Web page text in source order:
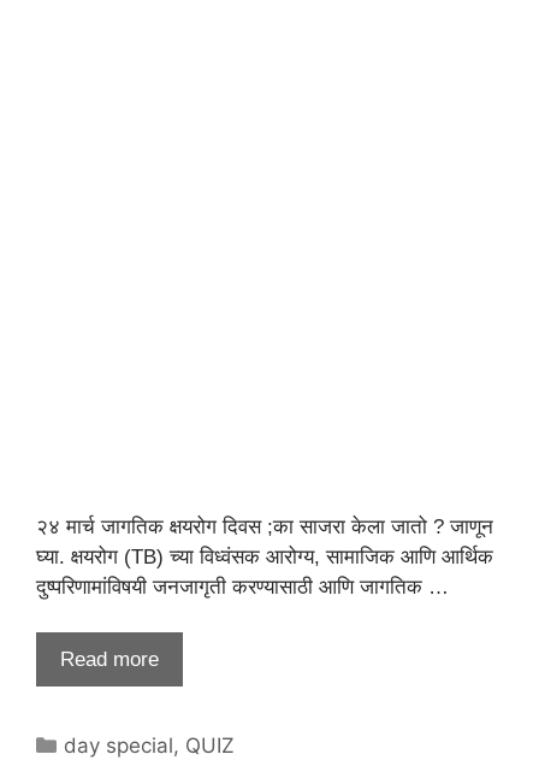
२४ मार्च जागतिक क्षयरोग दिवस ;का साजरा केला जातो ? जाणून
घ्या. क्षयरोग (TB) च्या विध्वंसक आरोग्य, सामाजिक आणि आर्थिक
दुष्परिणामांविषयी जनजागृती करण्यासाठी आणि जागतिक …
Read more
Categories
day special, QUIZ